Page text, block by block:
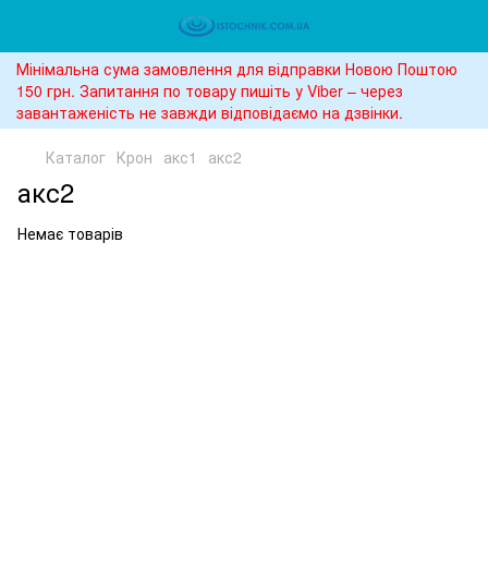
Мінімальна сума замовлення для відправки Новою Поштою
150 грн. Запитання по товару пишіть у Viber – через
завантаженість не завжди відповідаємо на дзвінки.
Каталог Крон акс1 акс2
акс2
Немає товарів